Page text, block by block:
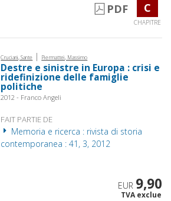
PDF C
CHAPITRE
Cruciani, Sante | Piermattei, Massimo
Destre e sinistre in Europa : crisi e
ridefinizione delle famiglie
politiche
2012 - Franco Angeli
FAIT PARTIE DE
Memoria e ricerca : rivista di storia
contemporanea : 41, 3, 2012
EUR 9,90
TVA exclue